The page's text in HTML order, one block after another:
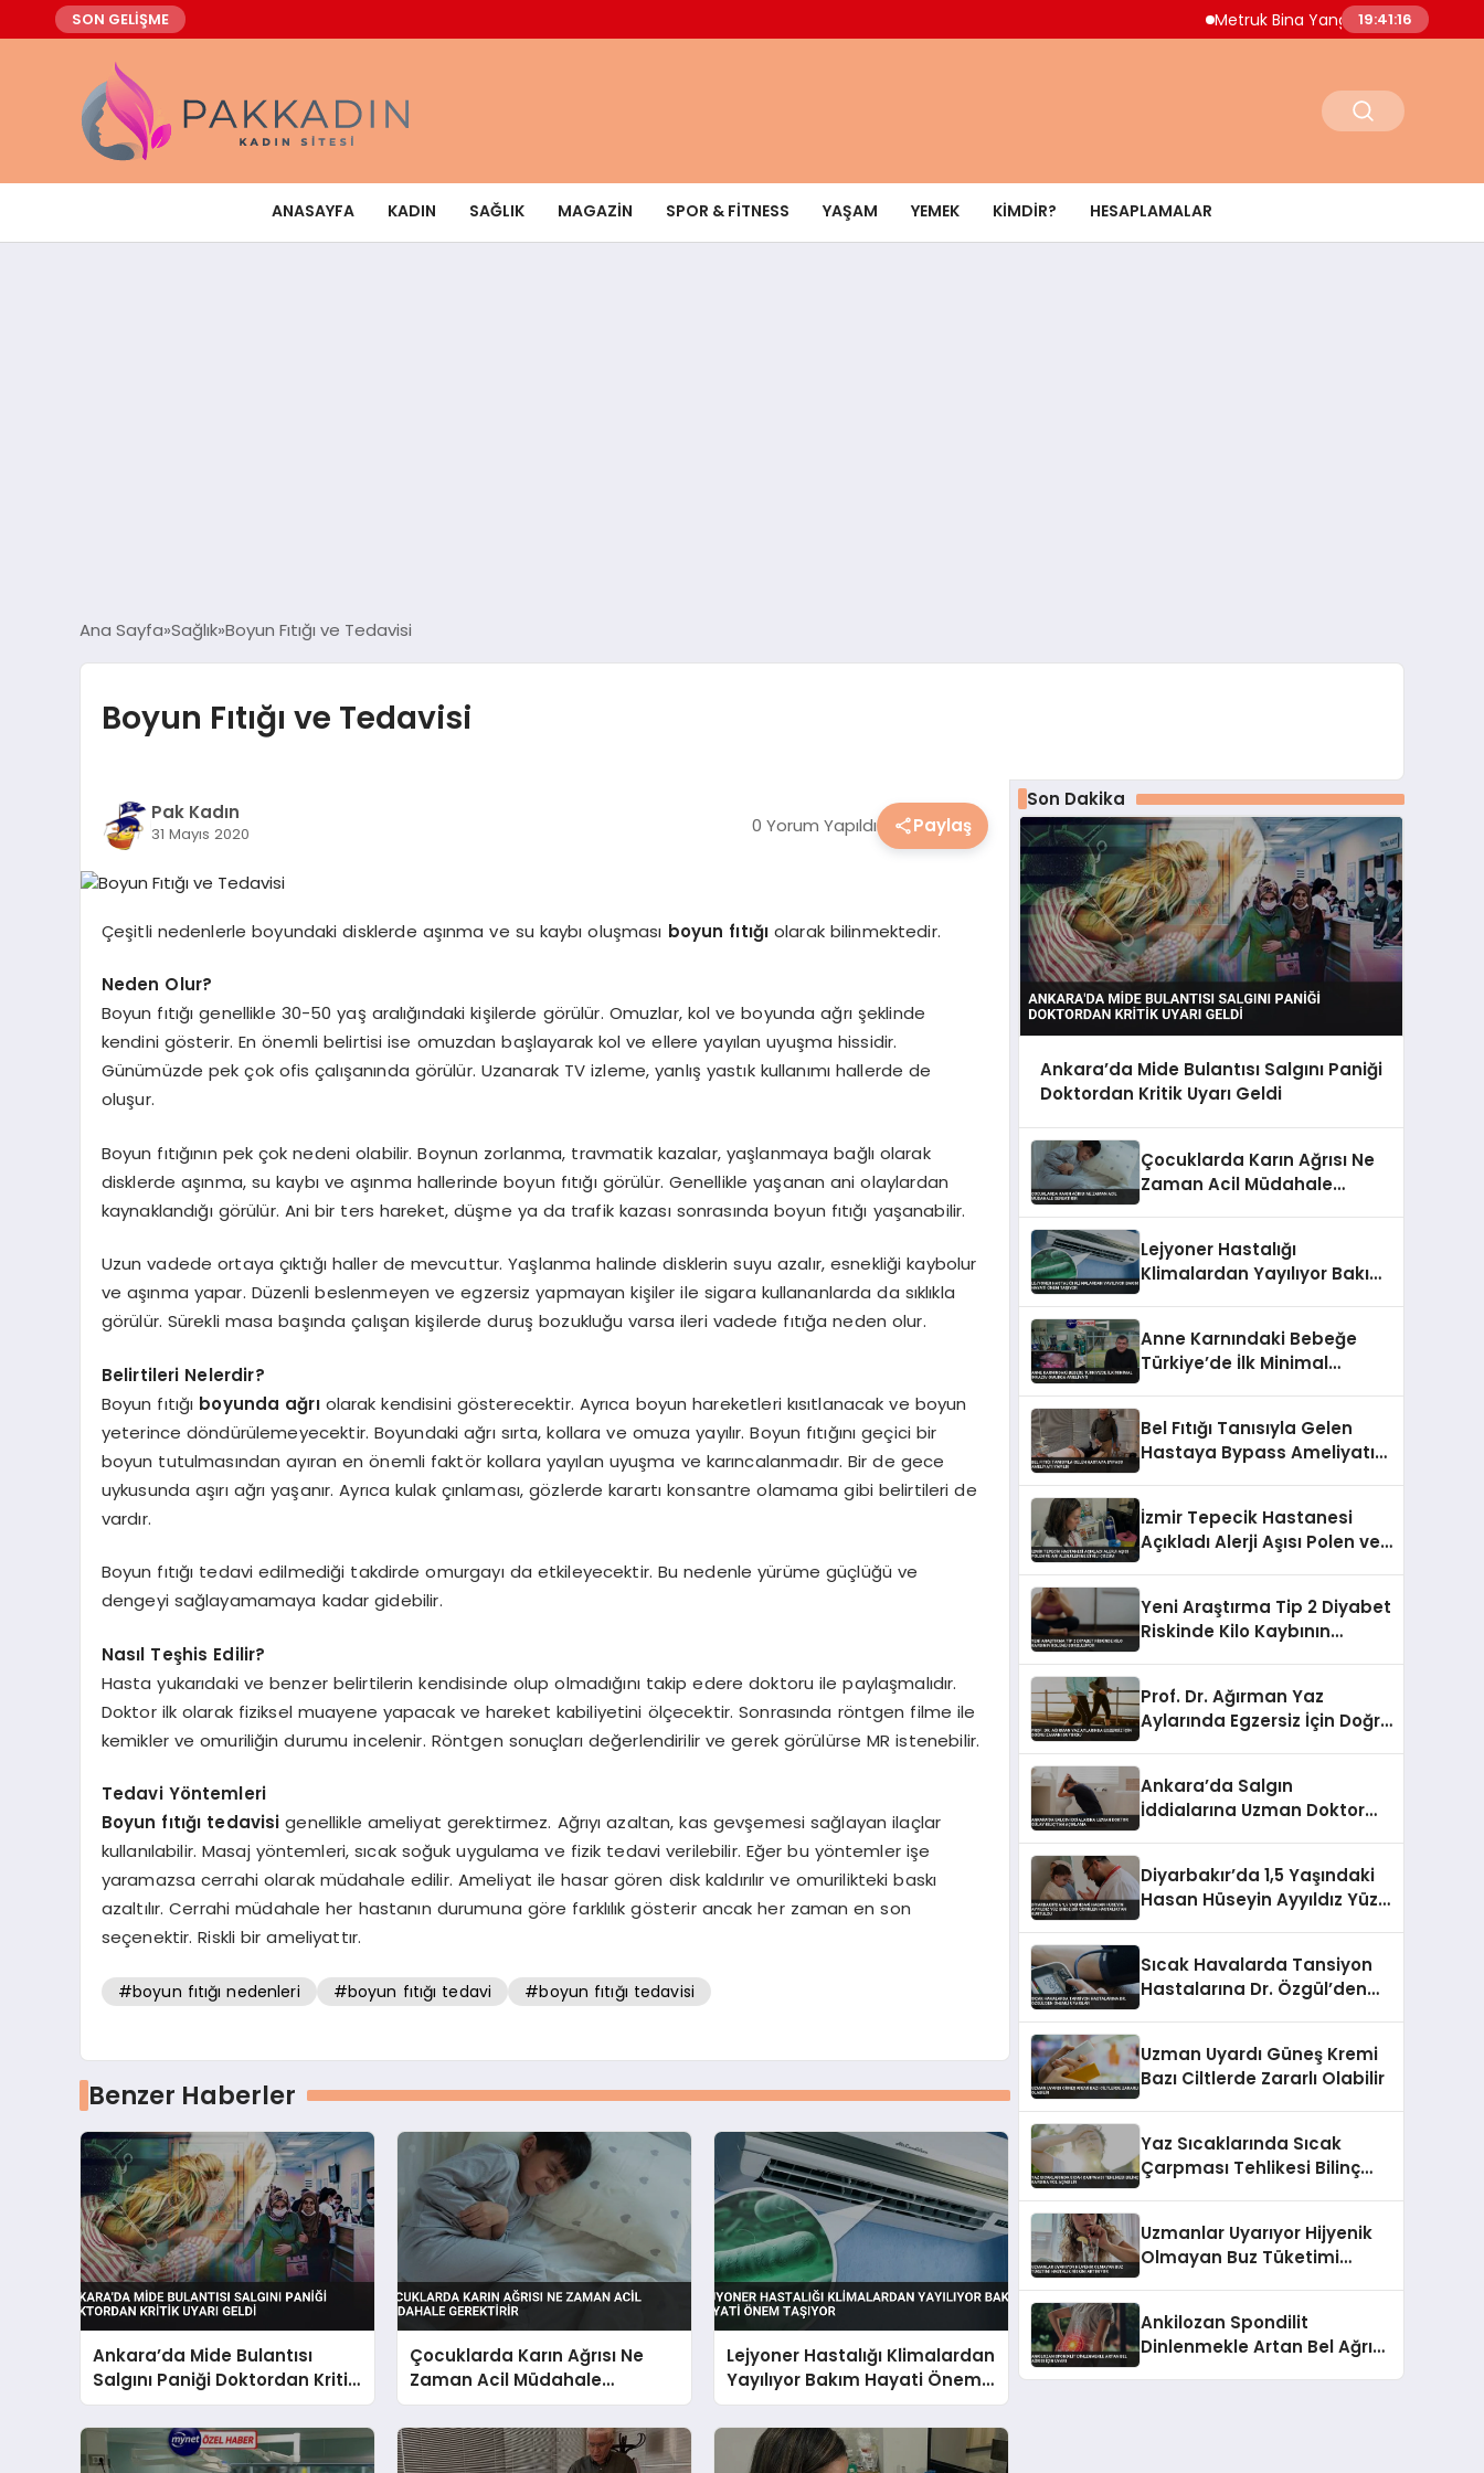
SON GELİŞME Metruk Bina Yangını Adnan Menderes
19:41:17
ANASAYFA KADIN SAĞLIK MAGAZIN SPOR & FITNESS YAŞAM YEMEK KIMDIR? HESAPLAMALAR
Ana Sayfa Sağlık Boyun Fıtığı ve Tedavisi
Boyun Fıtığı ve Tedavisi
Pak Kadın
31 Mayıs 2020 0 Yorum Yapıldı Paylaş
Çeşitli nedenlerle boyundaki disklerde aşınma ve su kaybı oluşması boyun fıtığı olarak bilinmektedir.
Neden Olur?
Boyun fıtığı genellikle 30-50 yaş aralığındaki kişilerde görülür. Omuzlar, kol ve boyunda ağrı şeklinde
kendini gösterir. En önemli belirtisi ise omuzdan başlayarak kol ve ellere yayılan uyuşma hissidir.
Günümüzde pek çok ofis çalışanında görülür. Uzanarak TV izleme, yanlış yastık kullanımı hallerde de
oluşur.
Boyun fıtığının pek çok nedeni olabilir. Boynun zorlanma, travmatik kazalar, yaşlanmaya bağlı olarak
disklerde aşınma, su kaybı ve aşınma hallerinde boyun fıtığı görülür. Genellikle yaşanan ani olaylardan
kaynaklandığı görülür. Ani bir ters hareket, düşme ya da trafik kazası sonrasında boyun fıtığı yaşanabilir.
Uzun vadede ortaya çıktığı haller de mevcuttur. Yaşlanma halinde disklerin suyu azalır, esnekliği kaybolur
ve aşınma yapar. Düzenli beslenmeyen ve egzersiz yapmayan kişiler ile sigara kullananlarda da sıklıkla
görülür. Sürekli masa başında çalışan kişilerde duruş bozukluğu varsa ileri vadede fıtığa neden olur.
Belirtileri Nelerdir?
Boyun fıtığı boyunda ağrıolarak kendisini gösterecektir. Ayrıca boyun hareketleri kısıtlanacak ve boyun
yeterince döndürülemeyecektir. Boyundaki ağrı sırta, kollara ve omuza yayılır. Boyun fıtığını geçici bir
boyun tutulmasından ayıran en önemli faktör kollara yayılan uyuşma ve karıncalanmadır. Bir de gece
uykusunda aşırı ağrı yaşanır. Ayrıca kulak çınlaması, gözlerde karartı konsantre olamama gibi belirtileri de
vardır.
Boyun fıtığı tedavi edilmediği takdirde omurgayı da etkileyecektir. Bu nedenle yürüme güçlüğü ve
dengeyi sağlayamamaya kadar gidebilir.
Nasıl Teşhis Edilir?
Hasta yukarıdaki ve benzer belirtilerin kendisinde olup olmadığını takip edere doktoru ile paylaşmalıdır.
Doktor ilk olarak fiziksel muayene yapacak ve hareket kabiliyetini ölçecektir. Sonrasında röntgen filme ile
kemikler ve omuriliğin durumu incelenir. Röntgen sonuçları değerlendirilir ve gerek görülürse MR istenebilir.
Tedavi Yöntemleri
Boyun fıtığı tedavisi genellikle ameliyat gerektirmez. Ağrıyı azaltan, kas gevşemesi sağlayan ilaçlar
kullanılabilir. Masaj yöntemleri, sıcak soğuk uygulama ve fizik tedavi verilebilir. Eğer bu yöntemler işe
yaramazsa cerrahi olarak müdahale edilir. Ameliyat ile hasar gören disk kaldırılır ve omurilikteki baskı
azaltılır. Cerrahi müdahale her hastanın durumuna göre farklılık gösterir ancak her zaman en son
seçenektir. Riskli bir ameliyattır.
#boyun fıtığı nedenleri #boyun fıtığı tedavi #boyun fıtığı tedavisi
Benzer Haberler
Ankara’da Mide Bulantısı
Salgını Paniği Doktordan Kritik
Uyarı Geldi
Çocuklarda Karın Ağrısı Ne
Zaman Acil Müdahale
Gerektirir
Lejyoner Hastalığı Klimalardan
Yayılıyor Bakım Hayati Önem
Taşıyor
Son Dakika
Ankara’da Mide Bulantısı Salgını Paniği
Doktordan Kritik Uyarı Geldi
Çocuklarda Karın Ağrısı Ne
Zaman Acil Müdahale
Lejyoner Hastalığı
Klimalardan Yayılıyor Bakım
Anne Karnındaki Bebeğe
Türkiye’de İlk Minimal
Bel Fıtığı Tanısıyla Gelen
Hastaya Bypass Ameliyatı
İzmir Tepecik Hastanesi
Açıkladı Alerji Aşısı Polen ve
Yeni Araştırma Tip 2 Diyabet
Riskinde Kilo Kaybının
Prof. Dr. Ağırman Yaz
Aylarında Egzersiz İçin Doğru
Ankara’da Salgın
İddialarına Uzman Doktor
Diyarbakır’da 1,5 Yaşındaki
Hasan Hüseyin Ayyıldız Yüz
Sıcak Havalarda Tansiyon
Hastalarına Dr. Özgül’den
Uzman Uyardı Güneş Kremi
Bazı Ciltlerde Zararlı Olabilir
Yaz Sıcaklarında Sıcak
Çarpması Tehlikesi Bilinç
Uzmanlar Uyarıyor Hijyenik
Olmayan Buz Tüketimi
Ankilozan Spondilit
Dinlenmekle Artan Bel Ağrısı